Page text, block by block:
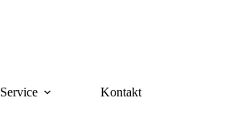
Service Kontakt